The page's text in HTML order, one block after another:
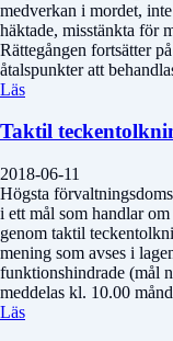
medverkan i mordet,
häktade, misstänkta för
Rättegången fortsätter
åtalspunkter att
Läs
Taktil
2018-06-11
Högsta
i ett mål som handlar
genom taktil
mening som avses i
funktionshindrade (mål
meddelas kl. 10.00
Läs